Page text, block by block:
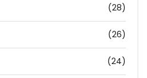
(28)
(26)
(24)